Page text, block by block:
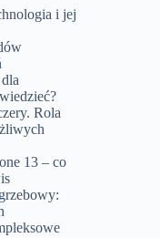
i jej
Rola
13 – co